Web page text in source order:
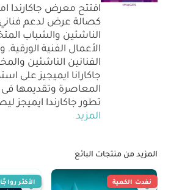
كصالة عرض لدعم فناني
الناشئين والشباب
الأعمال الفنية
الفنانين الناشئين
جاكارانا ايميجيز على
المعاصرة وتقديمها
تطور جاكارندا ايميجز
المزيد
المزيد من منتجات البائع
نفدت الكمية الأكثر رواجًا